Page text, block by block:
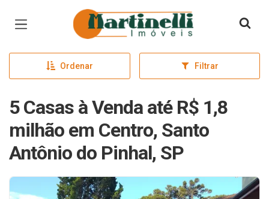
Página inicial
Ordenar Filtrar
5 Casas à Venda até R$ 1,8
milhão em Centro, Santo
Antônio do Pinhal, SP